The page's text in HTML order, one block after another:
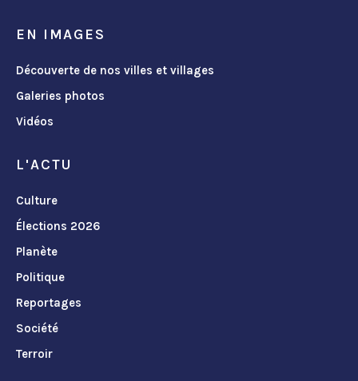
EN IMAGES
Découverte de nos villes et villages
Galeries photos
Vidéos
L'ACTU
Culture
Élections 2026
Planète
Politique
Reportages
Société
Terroir